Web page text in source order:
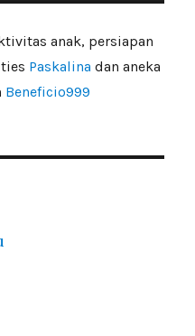
anak, persiapan
Paskalinadan aneka
Beneficio999